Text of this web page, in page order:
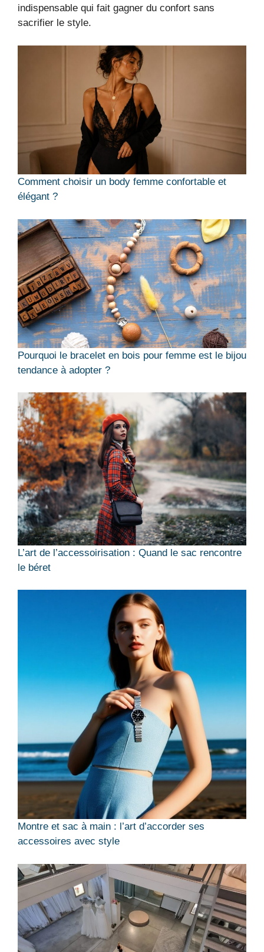
indispensable qui fait gagner du confort sans
sacrifier le style.
Comment choisir un body femme confortable et
élégant ?
Pourquoi le bracelet en bois pour femme est le bijou
tendance à adopter ?
L’art de l’accessoirisation : Quand le sac rencontre
le béret
Montre et sac à main : l’art d’accorder ses
accessoires avec style